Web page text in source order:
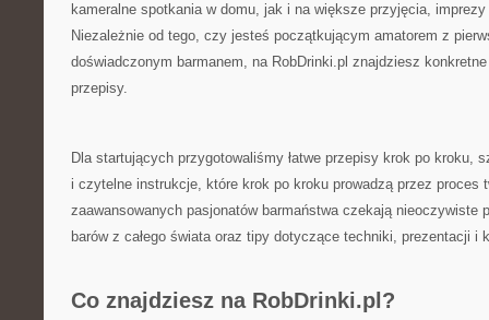
kameralne spotkania w domu, jak i na większe przyjęcia,
Niezależnie od tego, czy jesteś początkującym amatorem z
doświadczonym barmanem, na RobDrinki.pl znajdziesz
przepisy.
Dla startujących przygotowaliśmy łatwe przepisy krok po kroku,
i czytelne instrukcje, które krok po kroku prowadzą przez proces
zaawansowanych pasjonatów barmaństwa czekają nieoczywiste
barów z całego świata oraz tipy dotyczące techniki, prezentacji i
Co znajdziesz na RobDrinki.pl?